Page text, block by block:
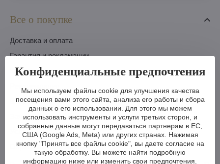
Все о покупке
Доставка и оплата
Гарантия и рекламации
Как оплатить
Вопросы
Зачем покупать у нас
Условия продажи
Охрана личных данных
Конфиденциальные предпочтения
Мы используем файлы cookie для улучшения качества
посещения вами этого сайта, анализа его работы и сбора
данных о его использовании. Для этого мы можем
использовать инструменты и услуги третьих сторон, и
собранные данные могут передаваться партнерам в ЕС,
США (Google Ads, Meta) или других странах. Нажимая
кнопку "Принять все файлы cookie", вы даете согласие на
такую обработку. Вы можете найти подробную
информацию ниже или изменить свои предпочтения.